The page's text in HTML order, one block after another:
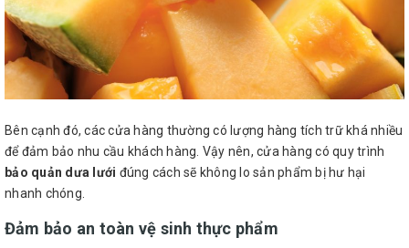
Bên cạnh đó, các cửa hàng thường có lượng hàng tích trữ khá nhiều
để đảm bảo nhu cầu khách hàng. Vậy nên, cửa hàng có quy trình
bảo quản dưa lưới đúng cách sẽ không lo sản phẩm bị hư hại
nhanh chóng.
Đảm bảo an toàn vệ sinh thực phẩm